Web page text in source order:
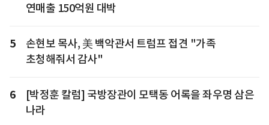
연매출 150억원 대박
5
손현보 목사, 美 백악관서 트럼프 접견 "가족
초청해줘서 감사"
6
[박정훈 칼럼] 국방장관이 모택동 어록을 좌우명 삼은
나라